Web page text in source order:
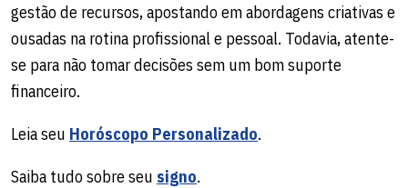
gestão de recursos, apostando em abordagens criativas e
ousadas na rotina profissional e pessoal. Todavia, atente-
se para não tomar decisões sem um bom suporte
financeiro.
Leia seu Horóscopo Personalizado.
Saiba tudo sobre seu signo.